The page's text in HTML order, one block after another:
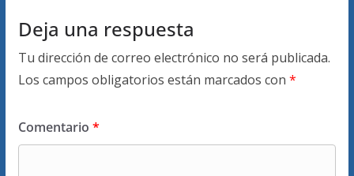
Deja una respuesta
Tu dirección de correo electrónico no será publicada.
Los campos obligatorios están marcados con *
Comentario *